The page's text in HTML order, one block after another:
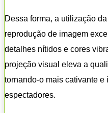
Dessa forma, a utilização
reprodução de imagem
detalhes nítidos e cores
projeção visual eleva a
tornando-o mais cativante e
espectadores.